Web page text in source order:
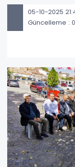
05-10-2025
Güncelleme :